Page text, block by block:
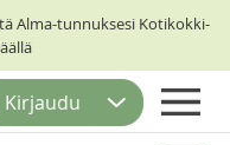
Alma-tunnuksesi Kotikokki-
Kirjaudu